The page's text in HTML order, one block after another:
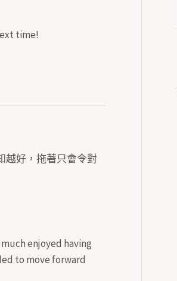
time!
越好，拖著只會令對
enjoyed having
to move forward